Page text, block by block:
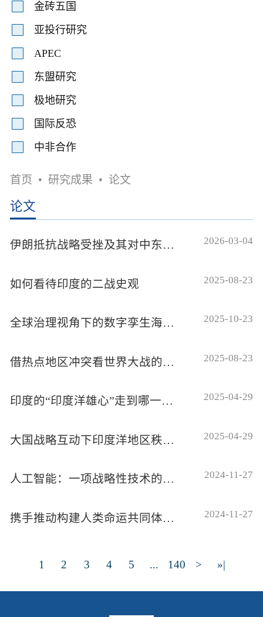
金砖五国
亚投行研究
APEC
东盟研究
极地研究
国际反恐
中非合作
首页 • 研究成果 • 论文
论文
伊朗抵抗战略受挫及其对中东地区秩序的影响 2026-03-04
如何看待印度的二战史观 2025-08-23
全球治理视角下的数字孪生海洋建构：机遇和挑战 2025-10-23
借热点地区冲突看世界大战的历史逻辑与当代启示 2025-08-23
印度的“印度洋雄心”走到哪一步了 2025-04-29
大国战略互动下印度洋地区秩序变迁：现状、 特征与趋势 2025-04-29
人工智能：一项战略性技术的应用及治理 2024-11-27
携手推动构建人类命运共同体在中东的实践 2024-11-27
1 2 3 4 5 ... 140 > »|